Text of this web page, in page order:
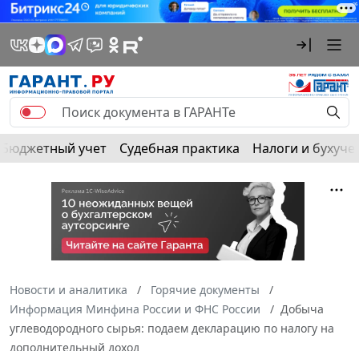
Бюджетный учет Судебная практика Налоги и
Новости и аналитика
Горячие документы
Информация Минфина России и ФНС России
Добыча
углеводородного сырья: подаем декларацию по налогу на
дополнительный доход